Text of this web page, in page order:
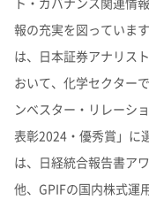
報の充実を図っていま
は、日本証券アナリス
おいて、化学セクター
ンベスター・リレーシ
表彰2024・優秀賞」に
は、日経統合報告書ア
他、GPIFの国内株式運